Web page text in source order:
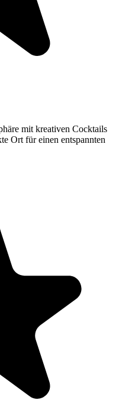
mit kreativen Cocktails
Ort für einen entspannten